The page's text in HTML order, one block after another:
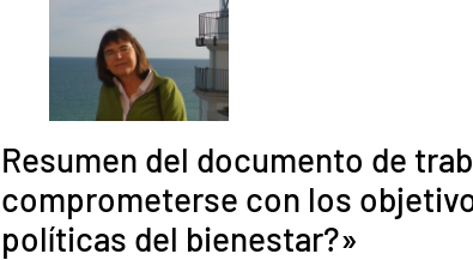
Resumen del documento de
comprometerse con los
políticas del bienestar?»